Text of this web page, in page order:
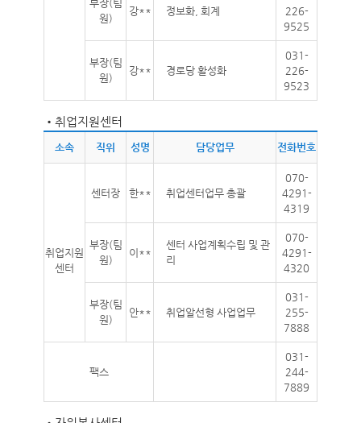
부장(팀
원)
강** 정보화, 회계
226-
9525
부장(팀
원)
강** 경로당 활성화
031-
226-
9523
• 취업지원센터
소속 직위 성명 담당업무 전화번호
취업지원
센터
센터장 한** 취업센터업무 총괄
070-
4291-
4319
부장(팀
원)
이**
센터 사업계획수립 및 관
리
070-
4291-
4320
부장(팀
원)
안** 취업알선형 사업업무
031-
255-
7888
팩스
031-
244-
7889